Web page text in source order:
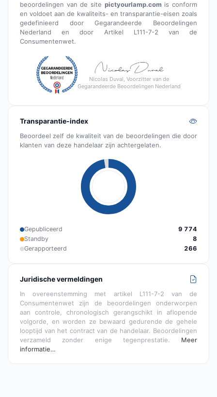
beoordelingen van de site pictyourlamp.com is conform
en voldoet aan de kwaliteits- en transparantie-eisen zoals
gedefinieerd door Gegarandeerde Beoordelingen
Nederland en door Artikel L111-7-2 van de
Consumentenwet.
Nicolas Duval, Voorzitter van de
Gegarandeerde Beoordelingen Nederland
Transparantie-index
Beoordeel zelf de kwaliteit van de beoordelingen die door
klanten van deze handelaar zijn achtergelaten.
Gepubliceerd
9 774
Standby
8
Gerapporteerd
266
Juridische vermeldingen
In overeenstemming met artikel L111-7-2 van de
Consumentenwet zijn de beoordelingen onderworpen
aan controle, chronologisch gerangschikt in aflopende
volgorde, en worden ze bewaard gedurende de gehele
looptijd van het contract van de handelaar. Beoordelingen
verzameld zonder enige tegenprestatie. Meer
informatie…